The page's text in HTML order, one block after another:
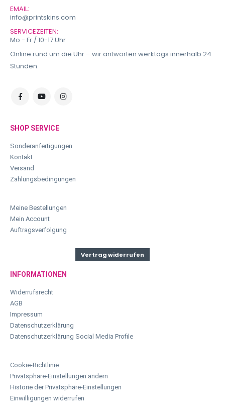
EMAIL:
info@printskins.com
SERVICEZEITEN:
Mo - Fr / 10-17 Uhr
Online rund um die Uhr – wir antworten werktags innerhalb 24
Stunden.
SHOP SERVICE
Sonderanfertigungen
Kontakt
Versand
Zahlungsbedingungen
Meine Bestellungen
Mein Account
Auftragsverfolgung
Vertrag widerrufen
INFORMATIONEN
Widerrufsrecht
AGB
Impressum
Datenschutzerklärung
Datenschutzerklärung Social Media Profile
Cookie-Richtlinie
Privatsphäre-Einstellungen ändern
Historie der Privatsphäre-Einstellungen
Einwilligungen widerrufen